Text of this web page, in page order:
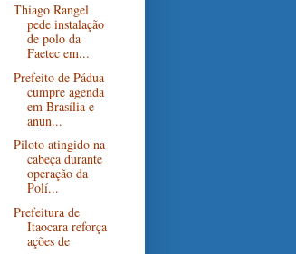
Thiago Rangel
pede instalação
de polo da
Faetec em...
Prefeito de Pádua
cumpre agenda
em Brasília e
anun...
Piloto atingido na
cabeça durante
operação da
Polí...
Prefeitura de
Itaocara reforça
ações de